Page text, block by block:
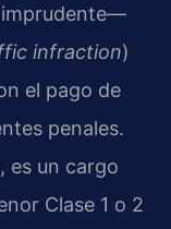
imprudente—
infraction)
el pago de
penales.
es un cargo
Clase 1 o 2